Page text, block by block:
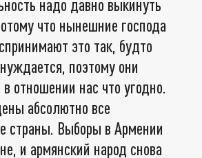
надо давно выкинуть
что нынешние господа
это так, будто
поэтому они
отношении нас что угодно.
абсолютно все
страны. Выборы в Армении
и армянский народ снова